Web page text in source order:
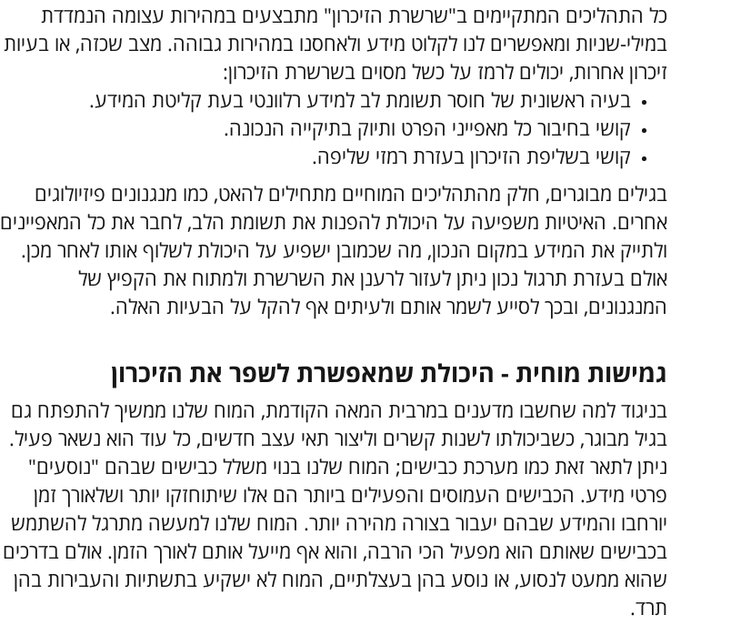
כל התהליכים המתקיימים ב"שרשרת הזיכרון" מתבצעים במהירות עצומה הנמדדת
במילי-שניות ומאפשרים לנו לקלוט מידע ולאחסנו במהירות גבוהה. מצב שכזה, או בעיות
זיכרון אחרות, יכולים לרמז על כשל מסוים בשרשרת הזיכרון:
בעיה ראשונית של חוסר תשומת לב למידע רלוונטי בעת קליטת המידע.
קושי בחיבור כל מאפייני הפרט ותיוק בתיקייה הנכונה.
קושי בשליפת הזיכרון בעזרת רמזי שליפה.
בגילים מבוגרים, חלק מהתהליכים המוחיים מתחילים להאט, כמו מנגנונים פיזיולוגים
אחרים. האיטיות משפיעה על היכולת להפנות את תשומת הלב, לחבר את כל המאפיינים
ולתייק את המידע במקום הנכון, מה שכמובן ישפיע על היכולת לשלוף אותו לאחר מכן.
אולם בעזרת תרגול נכון ניתן לעזור לרענן את השרשרת ולמתוח את הקפיץ של
המנגנונים, ובכך לסייע לשמר אותם ולעיתים אף להקל על הבעיות האלה.
גמישות מוחית - היכולת שמאפשרת לשפר את הזיכרון
בניגוד למה שחשבו מדענים במרבית המאה הקודמת, המוח שלנו ממשיך להתפתח גם
בגיל מבוגר, כשביכולתו לשנות קשרים וליצור תאי עצב חדשים, כל עוד הוא נשאר פעיל.
ניתן לתאר זאת כמו מערכת כבישים; המוח שלנו בנוי משלל כבישים שבהם "נוסעים"
פרטי מידע. הכבישים העמוסים והפעילים ביותר הם אלו שיתוחזקו יותר ושלאורך זמן
יורחבו והמידע שבהם יעבור בצורה מהירה יותר. המוח שלנו למעשה מתרגל להשתמש
בכבישים שאותם הוא מפעיל הכי הרבה, והוא אף מייעל אותם לאורך הזמן. אולם בדרכים
שהוא ממעט לנסוע, או נוסע בהן בעצלתיים, המוח לא ישקיע בתשתיות והעבירות בהן
תרד.